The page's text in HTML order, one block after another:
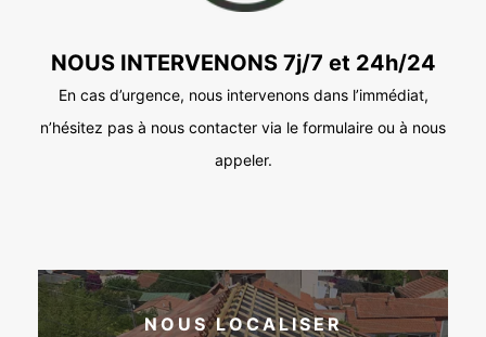
NOUS INTERVENONS 7j/7 et 24h/24
En cas d’urgence, nous intervenons dans l’immédiat,
n’hésitez pas à nous contacter via le formulaire ou à nous
appeler.
NOUS LOCALISER